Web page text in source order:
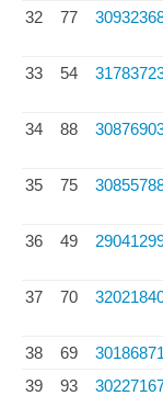
32 77
33 54
34 88
35 75
36 49
37 70
38 69 30186871
39
93